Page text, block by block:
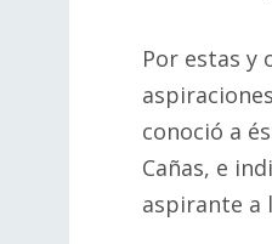
Por estas y
conoció a
Cañas, e
aspirante a